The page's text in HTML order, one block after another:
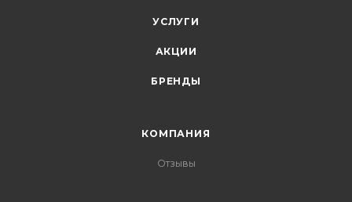
УСЛУГИ
АКЦИИ
БРЕНДЫ
КОМПАНИЯ
Отзывы